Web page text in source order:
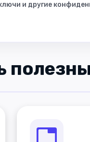
и другие